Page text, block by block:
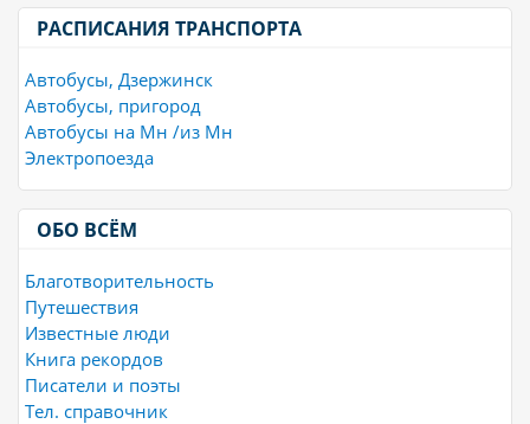
РАСПИСАНИЯ ТРАНСПОРТА
Автобусы, Дзержинск
Автобусы, пригород
Автобусы на Мн /из Мн
Электропоезда
ОБО ВСЁМ
Благотворительность
Путешествия
Известные люди
Книга рекордов
Писатели и поэты
Тел. справочник